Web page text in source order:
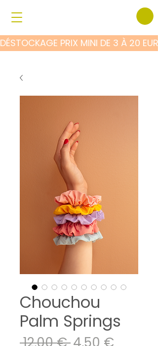
DÉSTOCKAGE PRIX MINI DE 3 À 20
Chouchou
Palm Springs
12,00 € Prix
4,50 €